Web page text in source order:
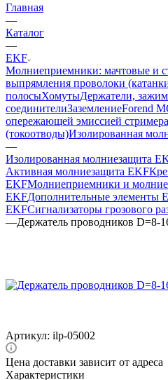
Главная
—
Каталог
—
EKF
Молниеприемники: мачтовые и
выпрямления проволоки
полосыХомутыДержатели,
соединителиЗаземлениеForend
опережающей эмиссией
(токоотводы)Изолированная
—
Изолированная молниезащита
Активная молниезащита EKF
EKFМолниеприемники и
EKFДополнительные элементы
EKFСигнализаторы грозового
—Держатель проводников
Артикул: ilp-05002
Цена доставки зависит от адреса
Характеристики